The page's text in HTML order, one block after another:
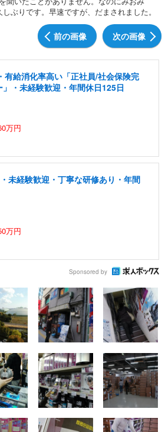
ぶりです。早速ですが、だまされました。
前の画像 次の画像
有給消化率高い「正社員/社会保険完
・未経験歓迎・年間休日125日
万円
未経験歓迎・丁寧な研修あり・年間
万円
Sponsored by